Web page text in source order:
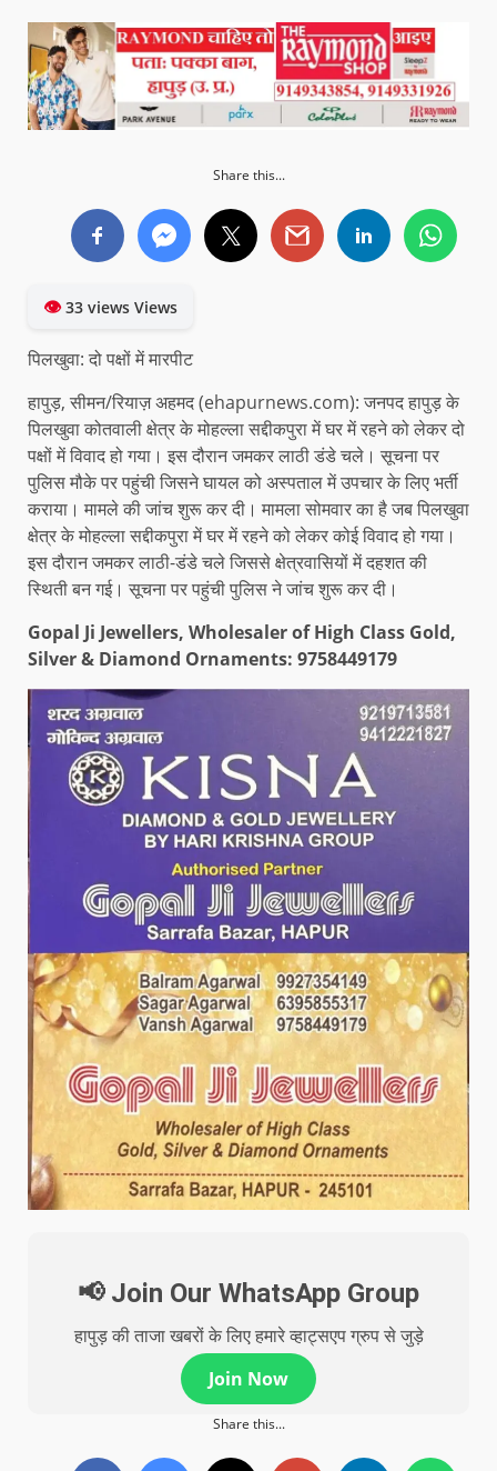
Share this...
👁33 views Views
पिलखुवा: दो पक्षों में मारपीट
हापुड़, सीमन/रियाज़ अहमद (ehapurnews.com): जनपद हापुड़ के
पिलखुवा कोतवाली क्षेत्र के मोहल्ला सद्दीकपुरा में घर में रहने को लेकर दो
पक्षों में विवाद हो गया। इस दौरान जमकर लाठी डंडे चले। सूचना पर
पुलिस मौके पर पहुंची जिसने घायल को अस्पताल में उपचार के लिए भर्ती
कराया। मामले की जांच शुरू कर दी। मामला सोमवार का है जब पिलखुवा
क्षेत्र के मोहल्ला सद्दीकपुरा में घर में रहने को लेकर कोई विवाद हो गया।
इस दौरान जमकर लाठी-डंडे चले जिससे क्षेत्रवासियों में दहशत की
स्थिती बन गई। सूचना पर पहुंची पुलिस ने जांच शुरू कर दी।
Gopal Ji Jewellers, Wholesaler of High Class Gold,
Silver & Diamond Ornaments: 9758449179
📢 Join Our WhatsApp Group
हापुड़ की ताजा खबरों के लिए हमारे व्हाट्सएप ग्रुप से जुड़े
Join Now
Share this...